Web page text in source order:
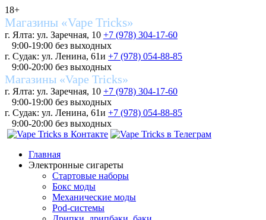
18+
Магазины «Vape Tricks»
г. Ялта: ул. Заречная, 10 +7 (978) 304-17-60
9:00-19:00 без выходных
г. Судак: ул. Ленина, 61и +7 (978) 054-88-85
9:00-20:00 без выходных
Магазины «Vape Tricks»
г. Ялта: ул. Заречная, 10 +7 (978) 304-17-60
9:00-19:00 без выходных
г. Судак: ул. Ленина, 61и +7 (978) 054-88-85
9:00-20:00 без выходных
Главная
Электронные сигареты
Стартовые наборы
Бокс моды
Механические моды
Pod-системы